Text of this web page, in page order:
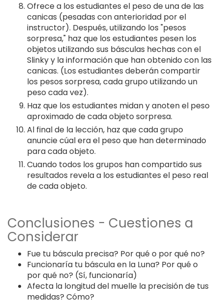
Ofrece a los estudiantes el peso de una de las
canicas (pesadas con anterioridad por el
instructor). Después, utilizando los "pesos
sorpresa," haz que los estudiantes pesen los
objetos utilizando sus básculas hechas con el
Slinky y la información que han obtenido con las
canicas. (Los estudiantes deberán compartir
los pesos sorpresa, cada grupo utilizando un
peso cada vez).
Haz que los estudiantes midan y anoten el peso
aproximado de cada objeto sorpresa.
Al final de la lección, haz que cada grupo
anuncie cúal era el peso que han determinado
para cada objeto.
Cuando todos los grupos han compartido sus
resultados revela a los estudiantes el peso real
de cada objeto.
Conclusiones - Cuestiones a
Considerar
Fue tu báscula precisa? Por qué o por qué no?
Funcionaría tu báscula en la Luna? Por qué o
por qué no? (Sí, funcionaría)
Afecta la longitud del muelle la precisión de tus
medidas? Cómo?